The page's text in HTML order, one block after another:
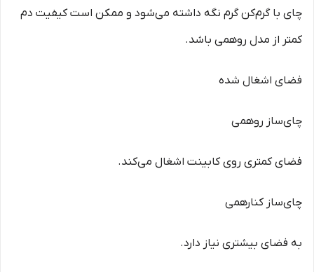
چای با گرم‌کن گرم نگه داشته می‌شود و ممکن است کیفیت دم
کمتر از مدل روهمی باشد.
فضای اشغال شده
چای‌ساز روهمی
فضای کمتری روی کابینت اشغال می‌کند.
چای‌ساز کنارهمی
به فضای بیشتری نیاز دارد.